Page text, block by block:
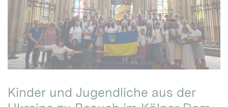
Kinder und Jugendliche aus der